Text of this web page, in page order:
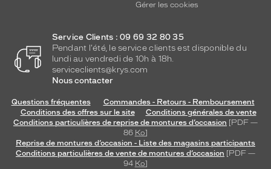
Gérer les cookies
Service Clients : 09 69 32 80 35
Pendant l'été, le service clients est disponible du
lundi au vendredi de 10h à 18h.
serviceclients@krys.com
Nous contacter
Questions fréquentes
Commandes - Retours - Remboursement
Conditions des offres sur le site
Conditions générales de vente
Conditions particulières de reprise de montures d’occasion [PDF —
86 Ko]
Reprise de montures d’occasion - Liste des magasins participants
Conditions particulières de vente de montures d’occasion [PDF —
94 Ko]